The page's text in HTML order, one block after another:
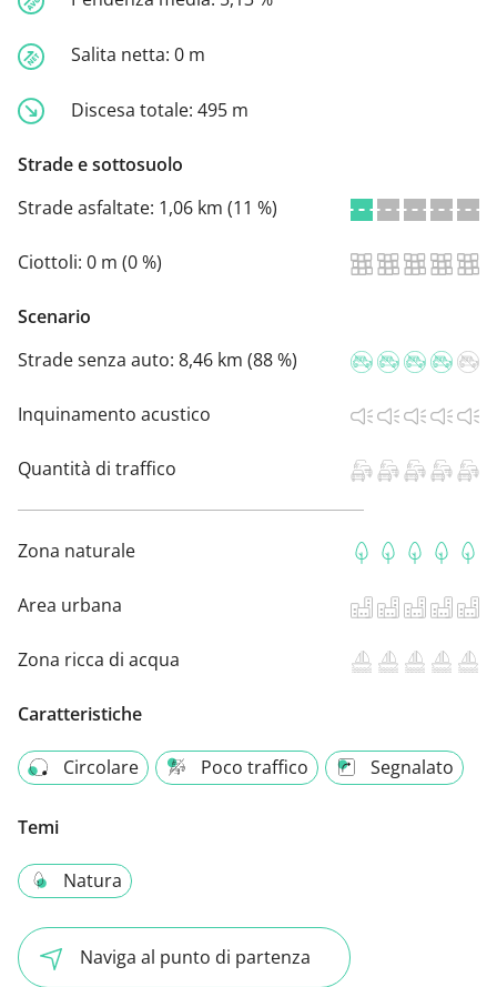
Salita netta: 0 m
Discesa totale: 495 m
Strade e sottosuolo
Strade asfaltate: 1,06 km (11 %)
Ciottoli: 0 m (0 %)
Scenario
Strade senza auto: 8,46 km (88 %)
Inquinamento acustico
Quantità di traffico
Zona naturale
Area urbana
Zona ricca di acqua
Caratteristiche
Circolare Poco traffico Segnalato
Temi
Natura
Naviga al punto di partenza